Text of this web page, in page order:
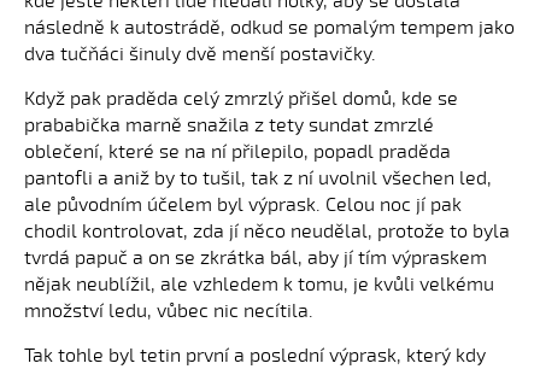
následně k autostrádě, odkud se pomalým tempem jako
dva tučňáci šinuly dvě menší postavičky.
Když pak praděda celý zmrzlý přišel domů, kde se
prababička marně snažila z tety sundat zmrzlé
oblečení, které se na ní přilepilo, popadl praděda
pantofli a aniž by to tušil, tak z ní uvolnil všechen led,
ale původním účelem byl výprask. Celou noc jí pak
chodil kontrolovat, zda jí něco neudělal, protože to byla
tvrdá papuč a on se zkrátka bál, aby jí tím výpraskem
nějak neublížil, ale vzhledem k tomu, je kvůli velkému
množství ledu, vůbec nic necítila.
Tak tohle byl tetin první a poslední výprask, který kdy